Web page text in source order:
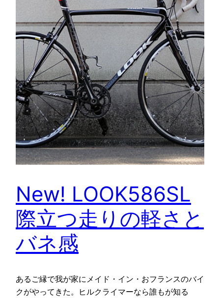
New! LOOK586SL
際立つ走りの軽さと
バネ感
あるご縁で我が家にメイド・イン・おフランスのバイ
クがやってきた。ヒルクライマーなら誰もが知る